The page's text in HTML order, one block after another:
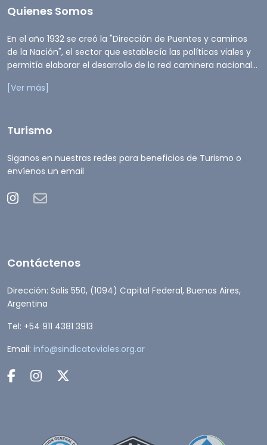
Quienes Somos
En el año 1932 se creó la "Dirección de Puentes y caminos
de la Nación", el sector que establecía las políticas viales y
permitía elaborar el desarrollo de la red caminera nacional...
[Ver más]
Turismo
Siganos en nuestras redes para beneficios de Turismo o
envíenos un email
Contáctenos
Dirección: Solis 550, (1094) Capital Federal, Buenos Aires,
Argentina
Tel: +54 911 4381 3913
Email: info@sindicatoviales.org.ar